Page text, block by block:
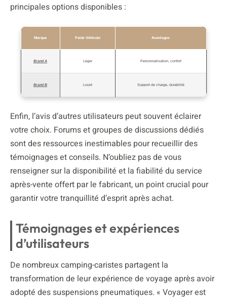
principales options disponibles :
Marque Poids Véhicule Avantages
Brand A Léger Personnalisation, confort
Brand B Lourd Support de charge, durabilité
Enfin, l’avis d’autres utilisateurs peut souvent éclairer
votre choix. Forums et groupes de discussions dédiés
sont des ressources inestimables pour recueillir des
témoignages et conseils. N’oubliez pas de vous
renseigner sur la disponibilité et la fiabilité du service
après-vente offert par le fabricant, un point crucial pour
garantir votre tranquillité d’esprit après achat.
Témoignages et expériences
d’utilisateurs
De nombreux camping-caristes partagent la
transformation de leur expérience de voyage après avoir
adopté des suspensions pneumatiques. « Voyager est